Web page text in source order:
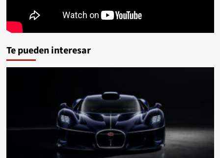
Te pueden interesar